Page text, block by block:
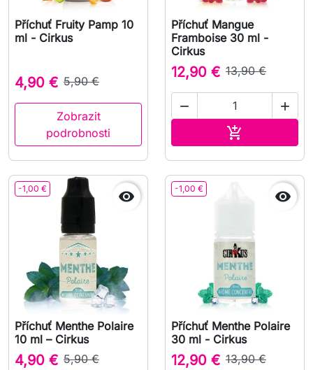
Příchuť Fruity Pamp 10
ml - Cirkus
4,90 € 5,90 €
Zobrazit
podrobnosti
Příchuť Mangue
Framboise 30 ml -
Cirkus
12,90 € 13,90 €
 

-1,00 € 
Příchuť Menthe Polaire
10 ml – Cirkus
4,90 € 5,90 €
-1,00 € 
Příchuť Menthe Polaire
30 ml - Cirkus
12,90 € 13,90 €